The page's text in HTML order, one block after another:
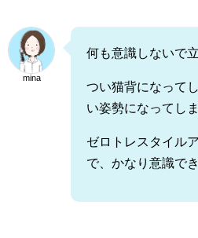
mina
何も意識しないで
つい猫背になって
い姿勢になってし
ゼロトレスタイル
で、かなり意識で